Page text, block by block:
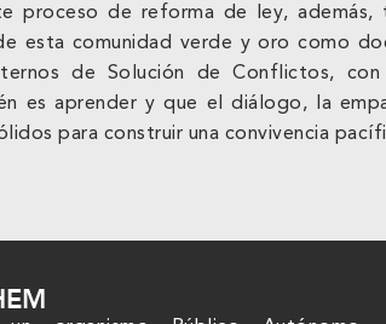
proceso de reforma de ley,
esta comunidad verde y oro como
de Solución de Conflictos,
es aprender y que el diálogo, la
para construir una convivencia